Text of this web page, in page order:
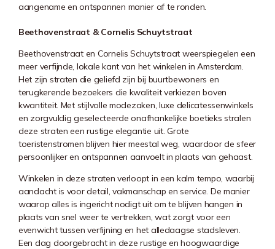
aangename en ontspannen manier af te ronden.
Beethovenstraat & Cornelis Schuytstraat
Beethovenstraat en Cornelis Schuytstraat weerspiegelen een
meer verfijnde, lokale kant van het winkelen in Amsterdam.
Het zijn straten die geliefd zijn bij buurtbewoners en
terugkerende bezoekers die kwaliteit verkiezen boven
kwantiteit. Met stijlvolle modezaken, luxe delicatessenwinkels
en zorgvuldig geselecteerde onafhankelijke boetieks stralen
deze straten een rustige elegantie uit. Grote
toeristenstromen blijven hier meestal weg, waardoor de sfeer
persoonlijker en ontspannen aanvoelt in plaats van gehaast.
Winkelen in deze straten verloopt in een kalm tempo, waarbij
aandacht is voor detail, vakmanschap en service. De manier
waarop alles is ingericht nodigt uit om te blijven hangen in
plaats van snel weer te vertrekken, wat zorgt voor een
evenwicht tussen verfijning en het alledaagse stadsleven.
Een dag doorgebracht in deze rustige en hoogwaardige